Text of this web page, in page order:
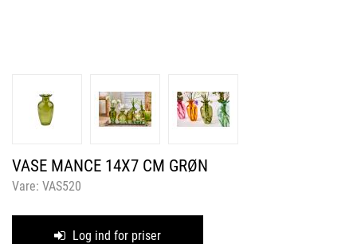
VASE MANCE 14X7 CM GRØN
Vare: VAS520
Log ind for priser